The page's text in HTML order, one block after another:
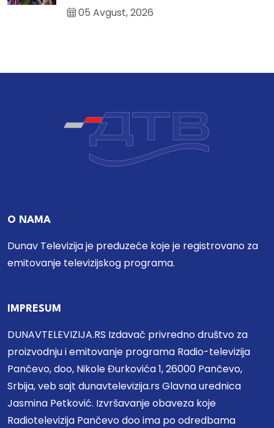
05 Avgust, 2026
O NAMA
Dunav Televizija je preduzeće koje je registrovano za
emitovanje televizijskog programa.
IMPRESUM
DUNAVTELEVIZIJA.RS Izdavač privredno društvo za
proizvodnju i emitovanje programa Radio-televizija
Pančevo, doo, Nikole Đurkovića 1, 26000 Pančevo,
Srbija, veb sajt dunavtelevizija.rs Glavna urednica
Jasmina Petković. Izvršavanje obaveza koje
Radiotelevizija Pančevo doo ima po odredbama